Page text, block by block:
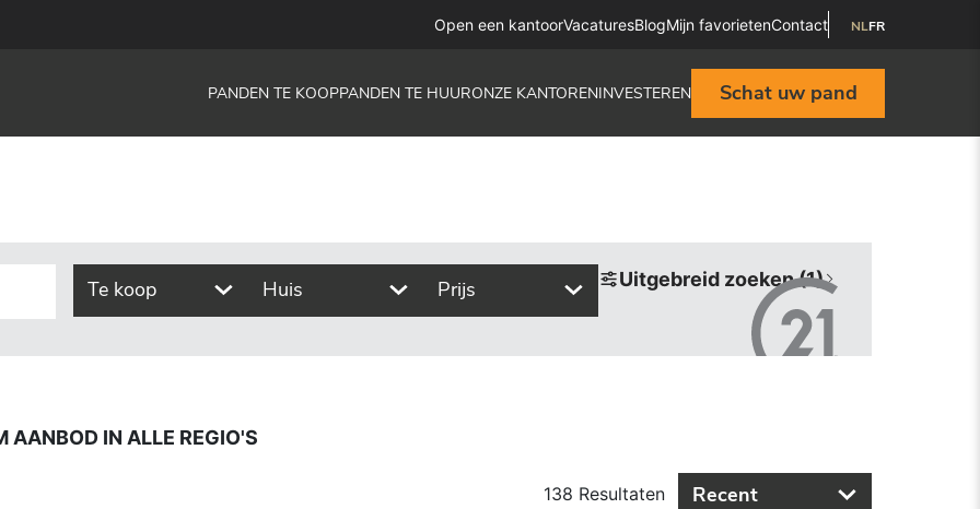
Open een kantoorVacaturesBlogMijn favorietenContact NLFR
PANDEN TE KOOPPANDEN TE HUURONZE KANTORENINVESTEREN Schat uw pand
Te koop Huis Prijs Uitgebreid zoeken (1)
AANBOD IN ALLE REGIO'S
138 Resultaten Recent